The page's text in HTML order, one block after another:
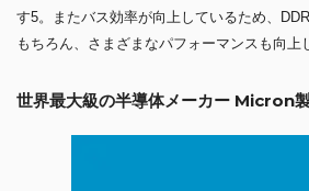
す5。またバス効率が向上しているため、
もちろん、さまざまなパフォーマンスも向上
世界最大級の半導体メーカー Micron